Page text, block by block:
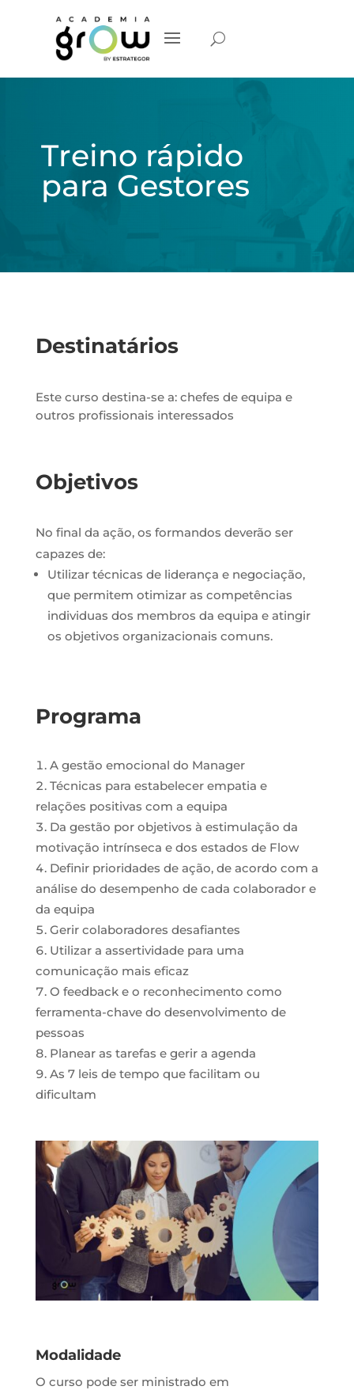
Treino rápido
para Gestores
Destinatários
Este curso destina-se a: chefes de equipa e
outros profissionais interessados
Objetivos
No final da ação, os formandos deverão ser
capazes de:
Utilizar técnicas de liderança e negociação,
que permitem otimizar as competências
individuas dos membros da equipa e atingir
os objetivos organizacionais comuns.
Programa
A gestão emocional do Manager
Técnicas para estabelecer empatia e
relações positivas com a equipa
Da gestão por objetivos à estimulação da
motivação intrínseca e dos estados de Flow
Definir prioridades de ação, de acordo com a
análise do desempenho de cada colaborador e
da equipa
Gerir colaboradores desafiantes
Utilizar a assertividade para uma
comunicação mais eficaz
O feedback e o reconhecimento como
ferramenta-chave do desenvolvimento de
pessoas
Planear as tarefas e gerir a agenda
As 7 leis de tempo que facilitam ou
dificultam
Modalidade
O curso pode ser ministrado em